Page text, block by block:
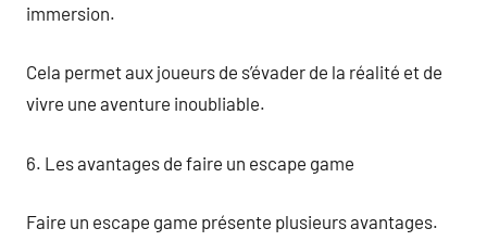
immersion.
Cela permet aux joueurs de s’évader de la réalité et de
vivre une aventure inoubliable.
6. Les avantages de faire un escape game
Faire un escape game présente plusieurs avantages.